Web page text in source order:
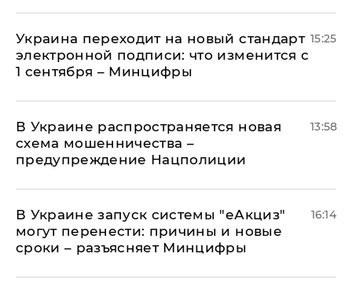
Украина переходит на новый стандарт
электронной подписи: что изменится с
1 сентября – Минцифры
15:25
В Украине распространяется новая
схема мошенничества –
предупреждение Нацполиции
13:58
В Украине запуск системы "еАкциз"
могут перенести: причины и новые
сроки – разъясняет Минцифры
16:14